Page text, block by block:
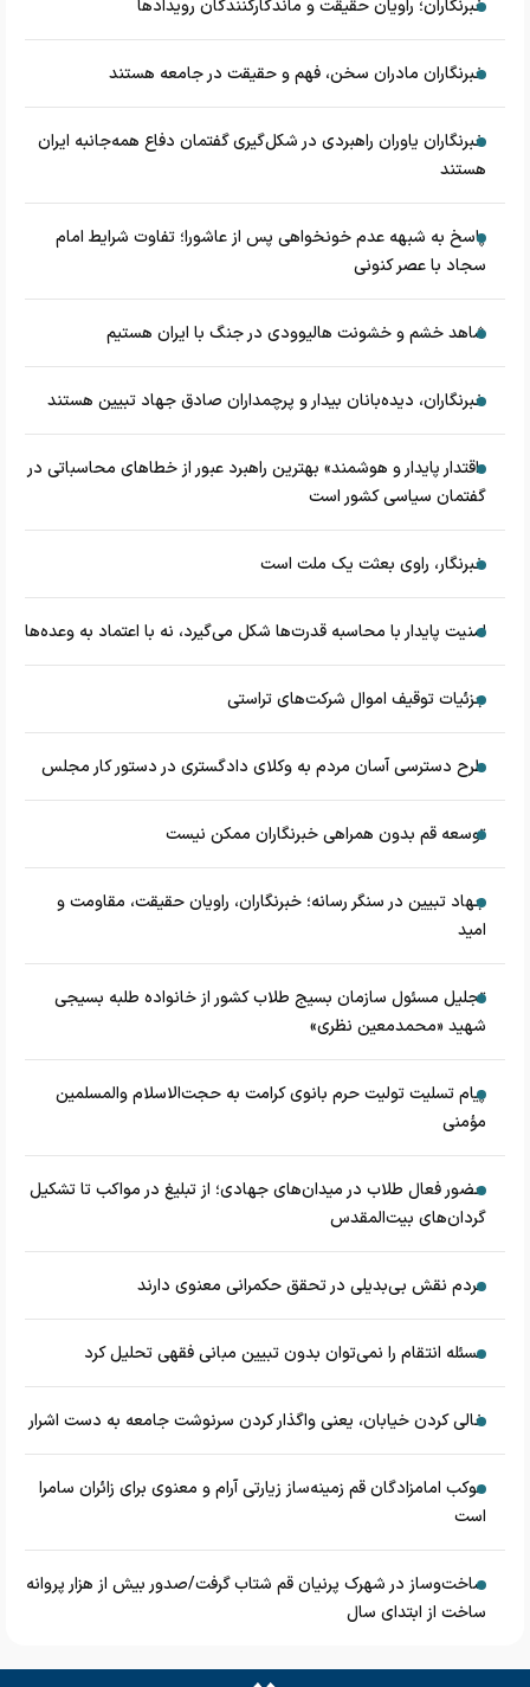
خبرنگاران؛ راویان حقیقت و ماندگارکنندگان رویدادها
خبرنگاران مادران سخن، فهم و حقیقت در جامعه هستند
خبرنگاران یاوران راهبردی در شکل‌گیری گفتمان دفاع همه‌جانبه ایران
هستند
پاسخ به شبهه عدم خونخواهی پس از عاشورا؛ تفاوت شرایط امام
سجاد با عصر کنونی
شاهد خشم و خشونت هالیوودی در جنگ با ایران هستیم
خبرنگاران، دیده‌بانان بیدار و پرچمداران صادق جهاد تبیین هستند
«اقتدار پایدار و هوشمند» بهترین راهبرد عبور از خطاهای محاسباتی در
گفتمان سیاسی کشور است
خبرنگار، راوی بعثت یک ملت است
امنیت پایدار با محاسبه قدرت‌ها شکل می‌گیرد، نه با اعتماد به وعده‌ها
جزئیات توقیف اموال شرکت‌های تراستی
طرح دسترسی آسان مردم به وکلای دادگستری در دستور کار مجلس
توسعه قم بدون همراهی خبرنگاران ممکن نیست
جهاد تبیین در سنگر رسانه؛ خبرنگاران، راویان حقیقت، مقاومت و
امید
تجلیل مسئول سازمان بسیج طلاب کشور از خانواده طلبه بسیجی
شهید «محمدمعین نظری»
پیام تسلیت تولیت حرم بانوی کرامت به حجت‌الاسلام‌ و‌المسلمین
مؤمنی
حضور فعال طلاب در میدان‌های جهادی؛ از تبلیغ در مواکب تا تشکیل
گردان‌های بیت‌المقدس
مردم نقش بی‌بدیلی در تحقق حکمرانی معنوی دارند
مسئله انتقام را نمی‌توان بدون تبیین مبانی فقهی تحلیل کرد
خالی کردن خیابان، یعنی واگذار کردن سرنوشت جامعه به دست اشرار
موکب امامزادگان قم زمینه‌ساز زیارتی آرام و معنوی برای زائران سامرا
است
ساخت‌وساز در شهرک پرنیان قم شتاب گرفت/صدور بیش از هزار پروانه
ساخت از ابتدای سال